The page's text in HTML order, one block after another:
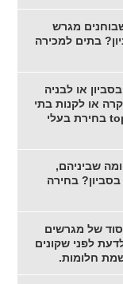
מגרש
בתים למכירה
או לבניה
או לקנות בתי
יוקרה בנויים? בתים למכירה בסביון ב-top בחירת בעלי
שביניהם,
בחירה
יסוד של מגרשים
לפני שקונים
חלומות.